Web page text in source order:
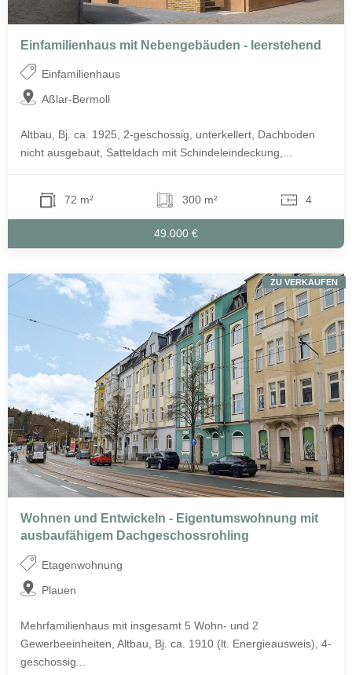
Einfamilienhaus mit Nebengebäuden - leerstehend
Einfamilienhaus
Aßlar-Bermoll
Altbau, Bj. ca. 1925, 2-geschossig, unterkellert, Dachboden
nicht ausgebaut, Satteldach mit Schindeleindeckung,...
72 m² 300 m² 4
49.000 €
Wohnen und Entwickeln - Eigentumswohnung mit
ausbaufähigem Dachgeschossrohling
Etagenwohnung
Plauen
Mehrfamilienhaus mit insgesamt 5 Wohn- und 2
Gewerbeeinheiten, Altbau, Bj. ca. 1910 (lt. Energieausweis), 4-
geschossig...
ZU VERKAUFEN